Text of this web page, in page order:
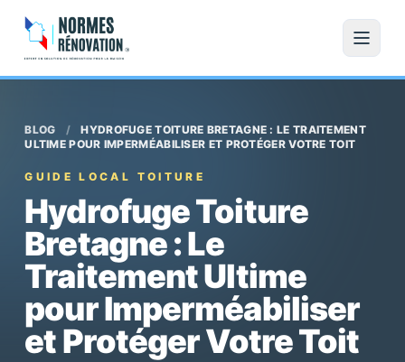
BLOG /
HYDROFUGE TOITURE BRETAGNE : LE TRAITEMENT
ULTIME POUR IMPERMÉABILISER ET PROTÉGER VOTRE TOIT
GUIDE LOCAL TOITURE
Hydrofuge Toiture
Bretagne : Le
Traitement Ultime
pour Imperméabiliser
et Protéger Votre Toit